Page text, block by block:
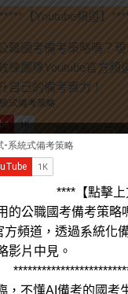
【Youtube頻道】
職國考備考策略嗎？
練團隊Youtube官方頻
自己的備考實力！
【Youtube頻道】
****【點擊
的公職國考備考策
方頻道，透過系統化
影片中見。
，不懂AI備考的國考